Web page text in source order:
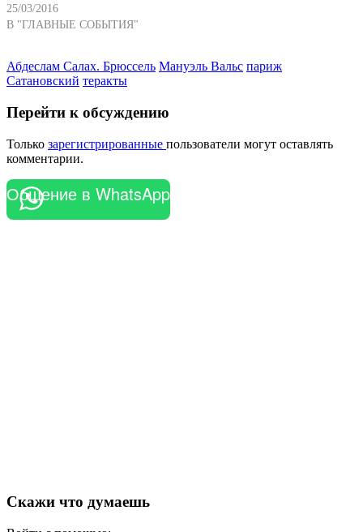
25/03/2016
В "ГЛАВНЫЕ СОБЫТИЯ"
Абдеслам Салах. Брюссель Мануэль Вальс париж
Сатановский теракты
Перейти к обсуждению
Только зарегистрированные пользователи могут оставлять
комментарии.
Общение в WhatsApp
Скажи что думаешь